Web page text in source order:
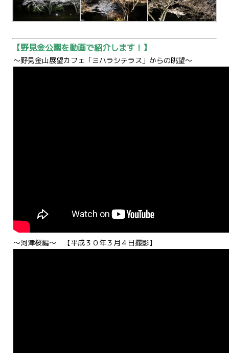
【野見金公園を動画で紹介します！】
～野見金山展望カフェ「ミハラシテラス」からの眺望～
～河津桜編～ 【平成３０年３月４日撮影】